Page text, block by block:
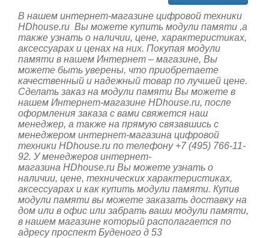
В нашем интернет-магазине цифровой техники
HDhouse.ru Вы можете купить модули памяти ,а
также узнать о наличии, цене, характеристиках,
аксессуарах и ценах на них. Покупая модули
памяти в нашем Интернет – магазине, Вы
можете быть уверены, что приобретаете
качественный и надежный товар по лучшей цене.
Сделать заказ на модули памяти Вы можете в
нашем Интернет-магазине HDhouse.ru, после
оформления заказа с вами свяжется наш
менеджер, а также на прямую связавшись с
менеджером интернет-магазина цифровой
техники HDhouse.ru по телефону +7 (495) 766-11-
92. У менеджеров интернет-
магазина HDhouse.ru Вы можете узнать о
наличии, цене, технических характеристиках,
аксессуарах и как купить модули памяти. Купив
модули памяти вы можете заказать доставку на
дом или в офис или забрать ваши модули памяти,
в нашем магазине который располагается по
адресу проспект Буденого д 53